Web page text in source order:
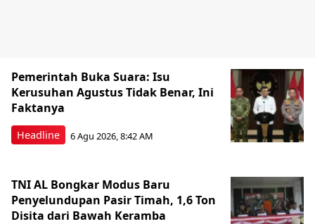
Headline
Pemerintah Buka Suara: Isu
Kerusuhan Agustus Tidak Benar, Ini
Faktanya
6 Agu 2026, 8:42 AM
TNI AL Bongkar Modus Baru
Penyelundupan Pasir Timah, 1,6 Ton
Disita dari Bawah Keramba